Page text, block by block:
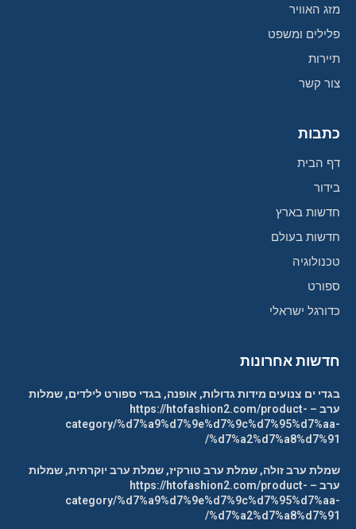
מזג האוויר
פלילים ומשפט
תיירות
צור קשר
כתבות
דף הבית
בידור
חדשות בארץ
חדשות בעולם
טכנולוגיה
ספורט
כדורגל ישראלי
חדשות אחרונות
בגדי ים צנועים מידות גדולות, אופנה, בגדי ספורט לילדים, שמלות
ערב – https://htofashion2.com/product-
category/%d7%a9%d7%9e%d7%9c%d7%95%d7%aa-
%d7%a2%d7%a8%d7%91/
שמלת ערב זולה, שמלת ערב טורקיז, שמלת ערב יוקרתית, שמלות
ערב – https://htofashion2.com/product-
category/%d7%a9%d7%9e%d7%9c%d7%95%d7%aa-
%d7%a2%d7%a8%d7%91/